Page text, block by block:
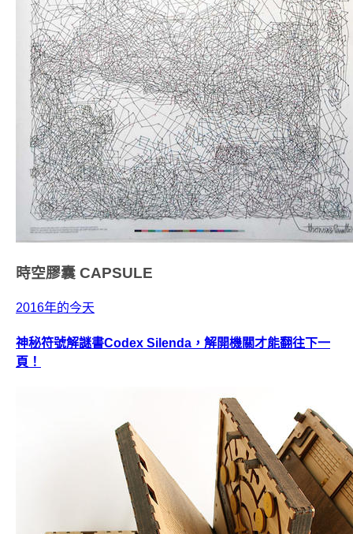
時空膠囊 CAPSULE
2016年的今天
神秘符號解謎書Codex Silenda，解開機關才能翻往下一
頁！